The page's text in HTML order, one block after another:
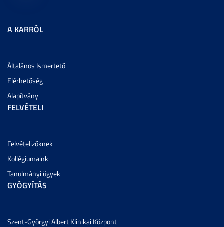
A KARRÓL
Általános Ismertető
Elérhetőség
Alapítvány
FELVÉTELI
Felvételizőknek
Kollégiumaink
Tanulmányi ügyek
GYÓGYÍTÁS
Szent-Györgyi Albert Klinikai Központ